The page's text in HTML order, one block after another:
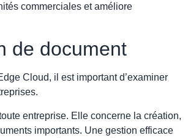
commerciales et améliore
de document
Cloud, il est important d’examiner
entreprise. Elle concerne la création,
importants. Une gestion efficace